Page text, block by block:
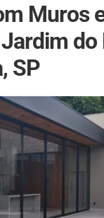
Muros
do
SP